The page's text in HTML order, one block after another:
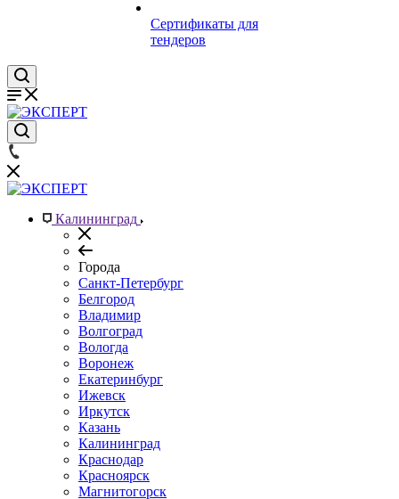
Сертификаты для
тендеров
Калининград
Города
Санкт-Петербург
Белгород
Владимир
Волгоград
Вологда
Воронеж
Екатеринбург
Ижевск
Иркутск
Казань
Калининград
Краснодар
Красноярск
Магнитогорск